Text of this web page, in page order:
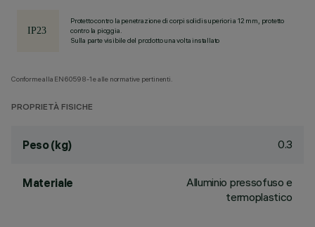
Protetto contro la penetrazione di corpi solidi superiori a 12 mm, protetto
contro la pioggia.
Sulla parte visibile del prodotto una volta installato
Conforme alla EN60598-1 e alle normative pertinenti.
PROPRIETÀ FISICHE
Peso (kg) 0.3
Materiale
Alluminio pressofuso e
termoplastico